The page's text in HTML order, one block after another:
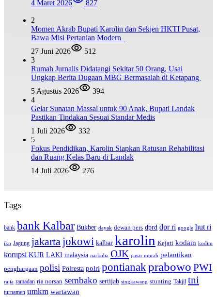
4 Maret 2026
827
2
Momen Akrab Bupati Karolin dan Sekjen HKTI Pusat,
Bawa Misi Pertanian Modern
27 Juni 2026
512
3
Rumah Jurnalis Didatangi Sekitar 50 Orang, Usai
Ungkap Berita Dugaan MBG Bermasalah di Ketapang
5 Agustus 2026
394
4
Gelar Sunatan Massal untuk 90 Anak, Bupati Landak
Pastikan Tindakan Sesuai Standar Medis
1 Juli 2026
332
5
Fokus Pendidikan, Karolin Siapkan Ratusan Rehabilitasi
dan Ruang Kelas Baru di Landak
14 Juli 2026
276
Tags
bank bank Kalbar Bukber dayak dewan pers dprd dpr ri google hut ri
ikn Jagung jakarta jokowi kalbar karolin Kejati kodam kodim
korupsi KUR LAKI malaysia narkoba OJK pasar murah pelantikan
penghargaan polisi Polresta polri pontianakprabowo PWI
rajia ramadan ria norsan sembako sertijab singkawang stunting Takjil tni
turnamen umkm wartawan